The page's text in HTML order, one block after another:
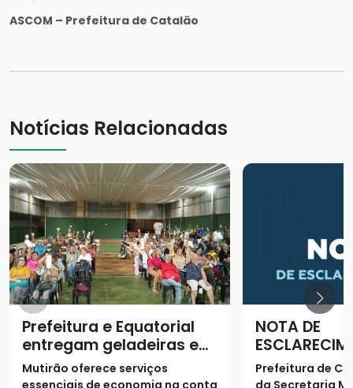
ASCOM – Prefeitura de Catalão
Notícias Relacionadas
Prefeitura e Equatorial
entregam geladeiras e
prestam serviços à
população
Mutirão oferece serviços
essenciais de economia na conta
NOTA DE
Prefeitura de
da Secretaria